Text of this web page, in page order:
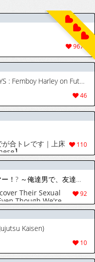
9675
[Horny Capybara] FUTA FUCKS FEMBOYS : Femboy Harley on Futanari Leia
46
110
が合トレです｜上床
】
[藤河] 男友達3人、エッチに目覚めサマー！? ～俺達男で、友達なのに！～
92
Their Sexual
Though We're
[MTL]
Kaisen)
10